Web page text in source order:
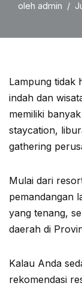
oleh admin
Lampung tidak
indah dan
memiliki
staycation,
gathering
Mulai dari
pemandangan
yang tenang,
daerah di
Kalau Anda
rekomendasi